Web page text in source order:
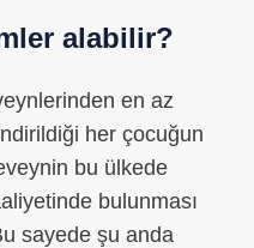
alabilir?
en az
her çocuğun
bu ülkede
bulunması
sayede şu anda